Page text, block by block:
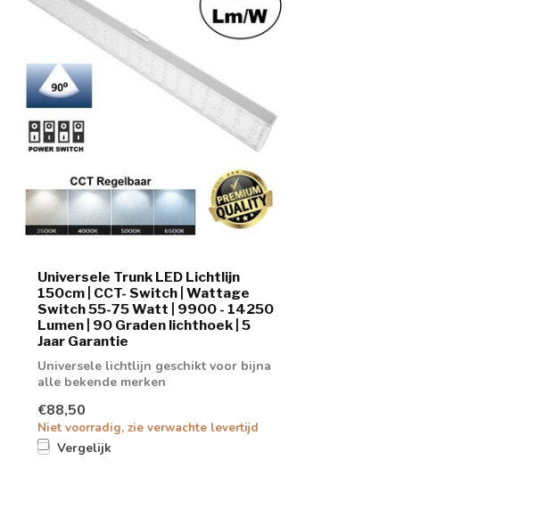
Universele Trunk LED Lichtlijn
150cm | CCT- Switch | Wattage
Switch 55-75 Watt | 9900 - 14250
Lumen | 90 Graden lichthoek | 5
Jaar Garantie
Universele lichtlijn geschikt voor bijna
alle bekende merken
€88,50
Niet voorradig, zie verwachte levertijd
Vergelijk